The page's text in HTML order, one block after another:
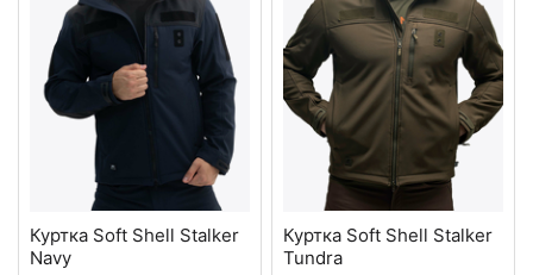
Куртка Soft Shell Stalker
Navy
Куртка Soft Shell Stalker
Tundra